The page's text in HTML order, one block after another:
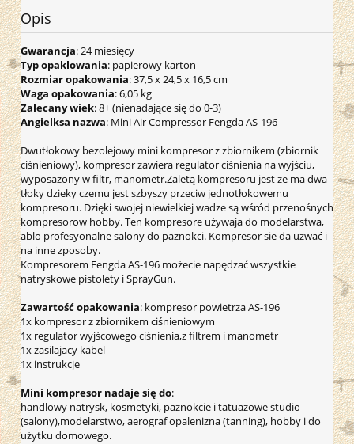
Opis
Gwarancja: 24 miesięcy
Typ opaklowania: papierowy karton
Rozmiar opakowania: 37,5 x 24,5 x 16,5 cm
Waga opakowania: 6,05 kg
Zalecany wiek: 8+ (nienadające się do 0-3)
Angielksa nazwa: Mini Air Compressor Fengda AS-196
Dwutłokowy bezolejowy mini kompresor z zbiornikem (zbiornik
ciśnieniowy), kompresor zawiera regulator ciśnienia na wyjściu,
wyposażony w filtr, manometr.Zaletą kompresoru jest że ma dwa
tłoky dzieky czemu jest szbyszy przeciw jednotłokowemu
kompresoru. Dzięki swojej niewielkiej wadze są wśród przenośnych
kompresorow hobby. Ten kompresore używaja do modelarstwa,
ablo profesyonalne salony do paznokci. Kompresor sie da użwać i
na inne zposoby.
Kompresorem Fengda AS-196 możecie napędzać wszystkie
natryskowe pistolety i SprayGun.
Zawartość opakowania: kompresor powietrza AS-196
1x kompresor z zbiornikem ciśnieniowym
1x regulator wyjścowego ciśnienia,z filtrem i manometr
1x zasilajacy kabel
1x instrukcje
Mini kompresor nadaje się do:
handlowy natrysk, kosmetyki, paznokcie i tatuażowe studio
(salony),modelarstwo, aerograf opalenizna (tanning), hobby i do
użytku domowego.